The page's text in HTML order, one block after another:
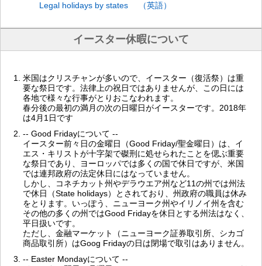
Legal holidays by states （英語）
イースター休暇について
米国はクリスチャンが多いので、イースター（復活祭）は重
要な祭日です。法律上の祝日ではありませんが、この日には
各地で様々な行事がとりおこなわれます。
春分後の最初の満月の次の日曜日がイースターです。2018年
は4月1日です
-- Good Fridayについて --
イースター前々日の金曜日（Good Friday/聖金曜日）は、イ
エス・キリストが十字架で磔刑に処せられたことを偲ぶ重要
な祭日であり、ヨーロッパでは多くの国で休日ですが、米国
では連邦政府の法定休日にはなっていません。
しかし、コネチカット州やデラウエア州など11の州では州法
で休日（State holidays）とされており、州政府の職員は休み
をとります。いっぽう、ニューヨーク州やイリノイ州を含む
その他の多くの州ではGood Fridayを休日とする州法はなく、
平日扱いです。
ただし、金融マーケット（ニューヨーク証券取引所、シカゴ
商品取引所）はGoog Fridayの日は閉場で取引はありません。
-- Easter Mondayについて --